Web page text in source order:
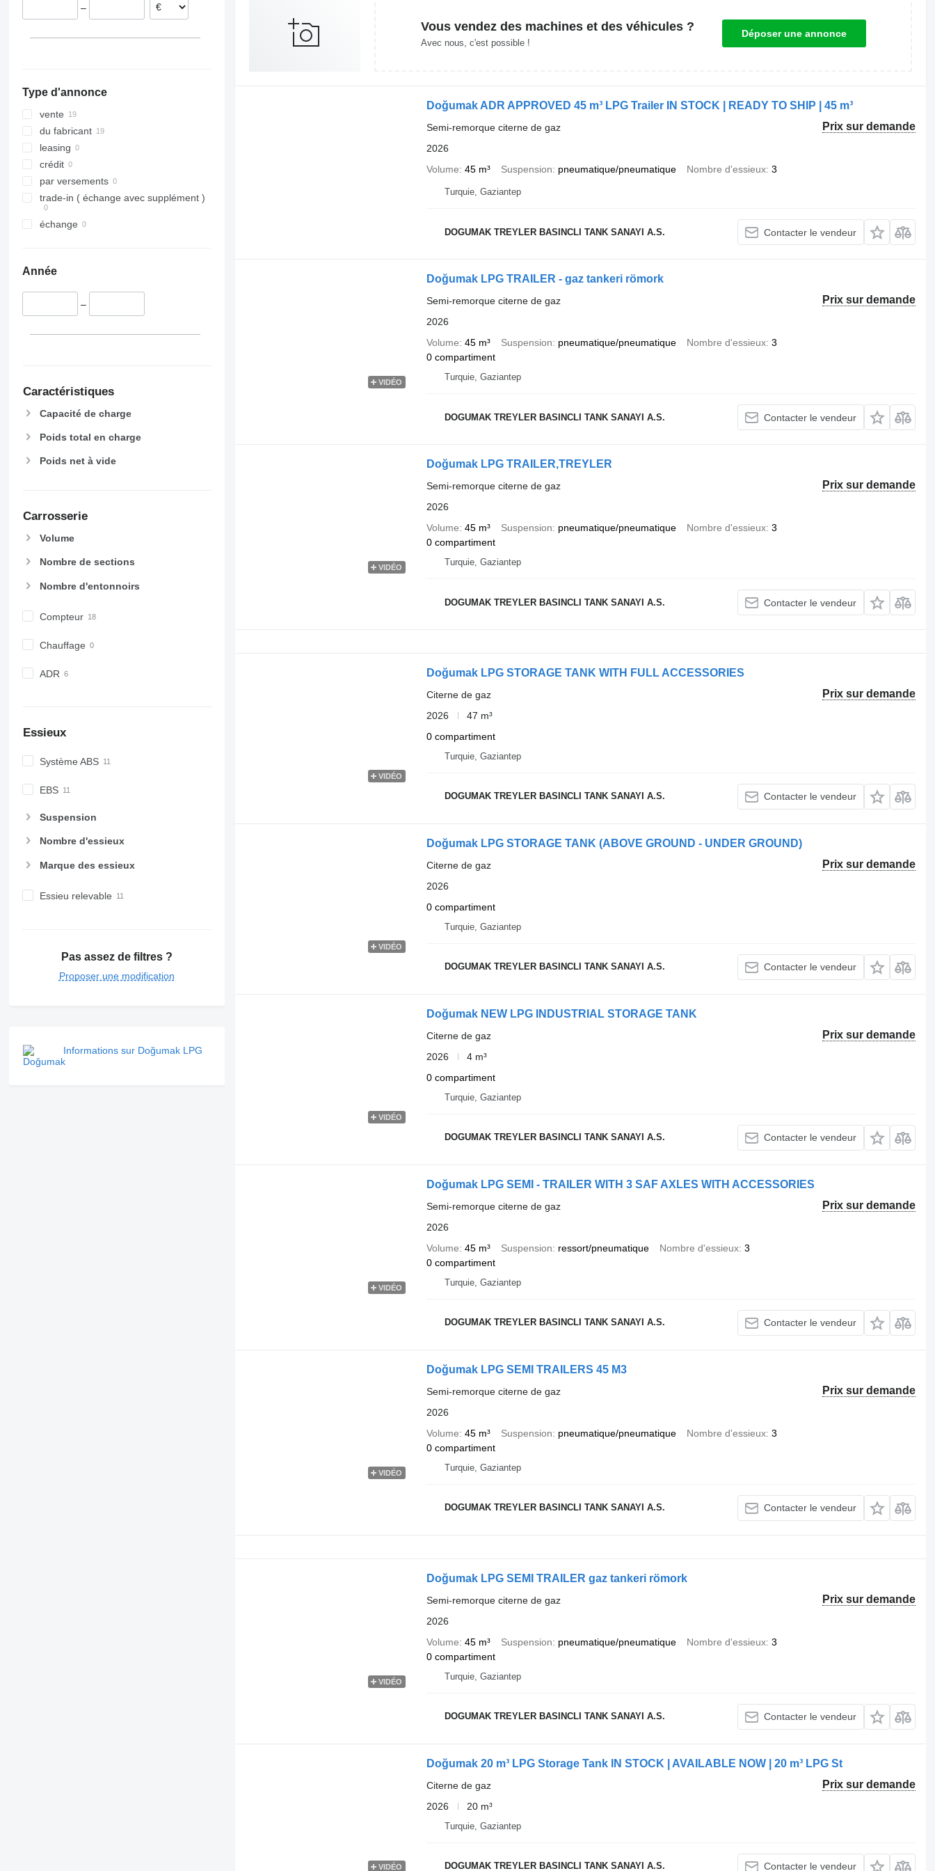
–
Type d'annonce
vente
du fabricant
leasing
crédit
par versements
trade-in ( échange avec supplément )
échange
Année
–
Caractéristiques
Capacité de charge
Poids total en charge
Poids net à vide
Carrosserie
Volume
Nombre de sections
Nombre d'entonnoirs
Compteur
Chauffage
ADR
Essieux
Système ABS
EBS
Suspension
Nombre d'essieux
Marque des essieux
Essieu relevable
Pas assez de filtres ?
Proposer une modification
Informations sur Doğumak LPG
Vous vendez des machines et des véhicules ?
Avec nous, c'est possible !
Déposer une annonce
Doğumak ADR APPROVED 45 m³ LPG Trailer IN STOCK | READY TO SHIP | 45 m³
Prix sur demande
Semi-remorque citerne de gaz
2026
Volume 45 m³ Suspension pneumatique/pneumatique Nombre d'essieux 3
Turquie, Gaziantep
DOGUMAK TREYLER BASINCLI TANK SANAYI A.S. Contacter le vendeur
VIDÉO
Doğumak LPG TRAILER - gaz tankeri römork
Prix sur demande
Semi-remorque citerne de gaz
2026
Volume 45 m³ Suspension pneumatique/pneumatique Nombre d'essieux 3
0 compartiment
Turquie, Gaziantep
DOGUMAK TREYLER BASINCLI TANK SANAYI A.S. Contacter le vendeur
VIDÉO
Doğumak LPG TRAILER,TREYLER
Prix sur demande
Semi-remorque citerne de gaz
2026
Volume 45 m³ Suspension pneumatique/pneumatique Nombre d'essieux 3
0 compartiment
Turquie, Gaziantep
DOGUMAK TREYLER BASINCLI TANK SANAYI A.S. Contacter le vendeur
VIDÉO
Doğumak LPG STORAGE TANK WITH FULL ACCESSORIES
Prix sur demande
Citerne de gaz
2026
47 m³
0 compartiment
Turquie, Gaziantep
DOGUMAK TREYLER BASINCLI TANK SANAYI A.S. Contacter le vendeur
VIDÉO
Doğumak LPG STORAGE TANK (ABOVE GROUND - UNDER GROUND)
Prix sur demande
Citerne de gaz
2026
0 compartiment
Turquie, Gaziantep
DOGUMAK TREYLER BASINCLI TANK SANAYI A.S. Contacter le vendeur
VIDÉO
Doğumak NEW LPG INDUSTRIAL STORAGE TANK
Prix sur demande
Citerne de gaz
2026
4 m³
0 compartiment
Turquie, Gaziantep
DOGUMAK TREYLER BASINCLI TANK SANAYI A.S. Contacter le vendeur
VIDÉO
Doğumak LPG SEMI - TRAILER WITH 3 SAF AXLES WITH ACCESSORIES
Prix sur demande
Semi-remorque citerne de gaz
2026
Volume 45 m³ Suspension ressort/pneumatique Nombre d'essieux 3
0 compartiment
Turquie, Gaziantep
DOGUMAK TREYLER BASINCLI TANK SANAYI A.S. Contacter le vendeur
VIDÉO
Doğumak LPG SEMI TRAILERS 45 M3
Prix sur demande
Semi-remorque citerne de gaz
2026
Volume 45 m³ Suspension pneumatique/pneumatique Nombre d'essieux 3
0 compartiment
Turquie, Gaziantep
DOGUMAK TREYLER BASINCLI TANK SANAYI A.S. Contacter le vendeur
VIDÉO
Doğumak LPG SEMI TRAILER gaz tankeri römork
Prix sur demande
Semi-remorque citerne de gaz
2026
Volume 45 m³ Suspension pneumatique/pneumatique Nombre d'essieux 3
0 compartiment
Turquie, Gaziantep
DOGUMAK TREYLER BASINCLI TANK SANAYI A.S. Contacter le vendeur
VIDÉO
Doğumak 20 m³ LPG Storage Tank IN STOCK | AVAILABLE NOW | 20 m³ LPG St
Prix sur demande
Citerne de gaz
2026
20 m³
Turquie, Gaziantep
DOGUMAK TREYLER BASINCLI TANK SANAYI A.S. Contacter le vendeur